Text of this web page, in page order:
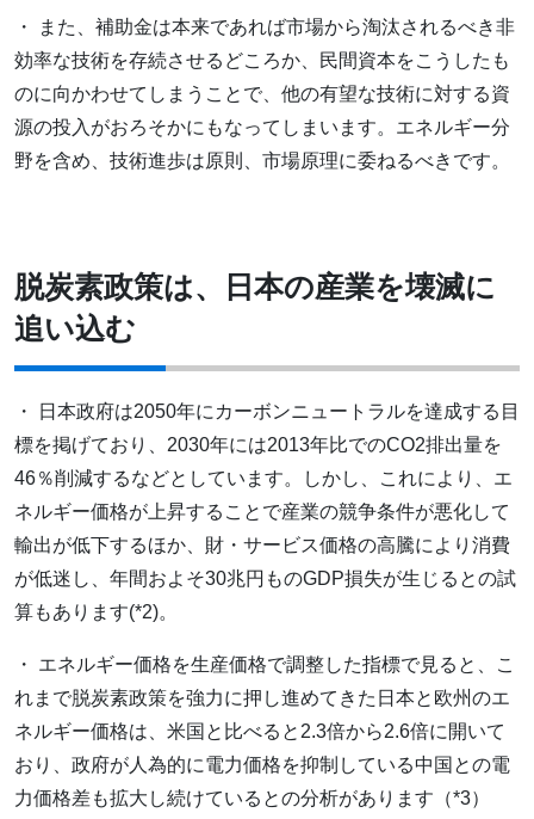
・ また、補助金は本来であれば市場から淘汰されるべき非
効率な技術を存続させるどころか、民間資本をこうしたも
のに向かわせてしまうことで、他の有望な技術に対する資
源の投入がおろそかにもなってしまいます。エネルギー分
野を含め、技術進歩は原則、市場原理に委ねるべきです。
脱炭素政策は、日本の産業を壊滅に
追い込む
・ 日本政府は2050年にカーボンニュートラルを達成する目
標を掲げており、2030年には2013年比でのCO2排出量を
46％削減するなどとしています。しかし、これにより、エ
ネルギー価格が上昇することで産業の競争条件が悪化して
輸出が低下するほか、財・サービス価格の高騰により消費
が低迷し、年間およそ30兆円ものGDP損失が生じるとの試
算もあります(*2)。
・ エネルギー価格を生産価格で調整した指標で見ると、こ
れまで脱炭素政策を強力に押し進めてきた日本と欧州のエ
ネルギー価格は、米国と比べると2.3倍から2.6倍に開いて
おり、政府が人為的に電力価格を抑制している中国との電
力価格差も拡大し続けているとの分析があります（*3）